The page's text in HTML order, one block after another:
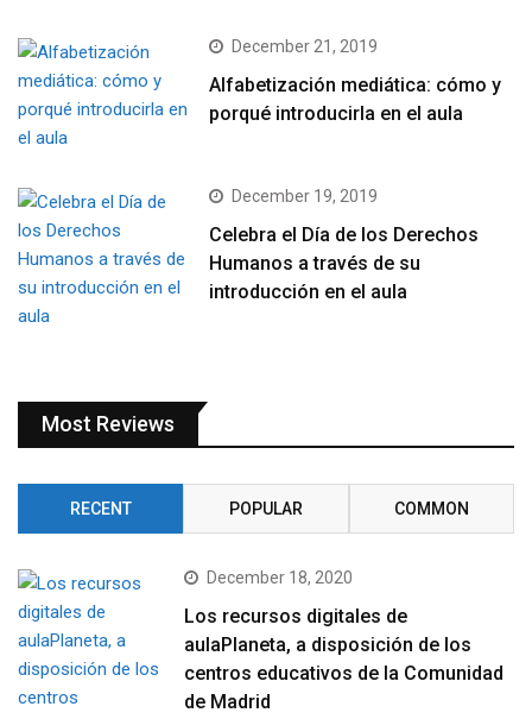
December 21, 2019
Alfabetización mediática: cómo y
porqué introducirla en el aula
December 19, 2019
Celebra el Día de los Derechos
Humanos a través de su
introducción en el aula
Most Reviews
RECENT POPULAR COMMON
December 18, 2020
Los recursos digitales de
aulaPlaneta, a disposición de los
centros educativos de la Comunidad
de Madrid